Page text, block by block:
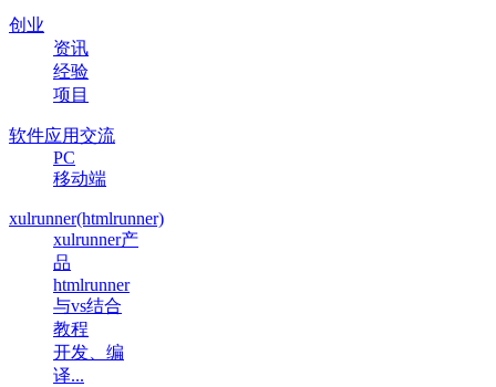
创业
资讯
经验
项目
软件应用交流
PC
移动端
xulrunner(htmlrunner)
xulrunner产
品
htmlrunner
与vs结合
教程
开发、编
译...